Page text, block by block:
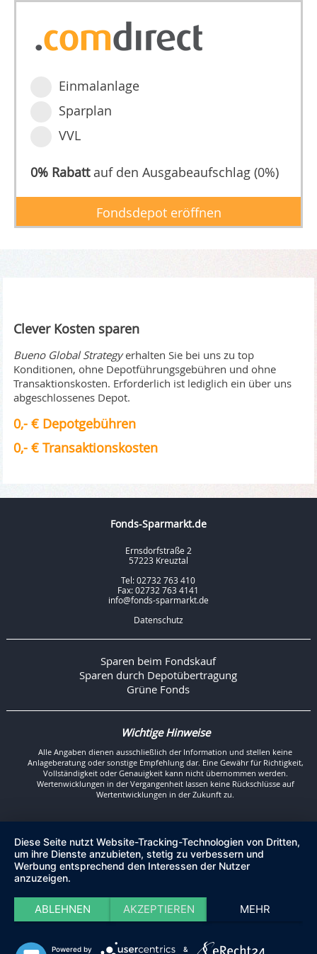
Einmalanlage
Sparplan
VVL
0% Rabattauf den Ausgabeaufschlag (0%)
Fondsdepot eröffnen
Clever Kosten sparen
Bueno Global Strategyerhalten Sie bei uns zu top
Konditionen, ohne Depotführungsgebühren und ohne
Transaktionskosten. Erforderlich ist lediglich ein über uns
abgeschlossenes Depot.
0,- € Depotgebühren
0,- € Transaktionskosten
Fonds-Sparmarkt.de
Ernsdorfstraße 2
57223 Kreuztal
Tel: 02732 763 410
Fax: 02732 763 4141
info@fonds-sparmarkt.de
Datenschutz
Sparen beim Fondskauf
Sparen durch Depotübertragung
Grüne Fonds
Wichtige Hinweise
Alle Angaben dienen ausschließlich der Information und stellen keine
Anlageberatung oder sonstige Empfehlung dar. Eine Gewähr für Richtigkeit,
Vollständigkeit oder Genauigkeit kann nicht übernommen werden.
Wertenwicklungen in der Vergangenheit lassen keine Rückschlüsse auf
Wertentwicklungen in der Zukunft zu.
Diese Seite nutzt Website-Tracking-Technologien von Dritten,
um ihre Dienste anzubieten, stetig zu verbessern und
Werbung entsprechend den Interessen der Nutzer
anzuzeigen.
ABLEHNEN AKZEPTIEREN MEHR
Powered by &